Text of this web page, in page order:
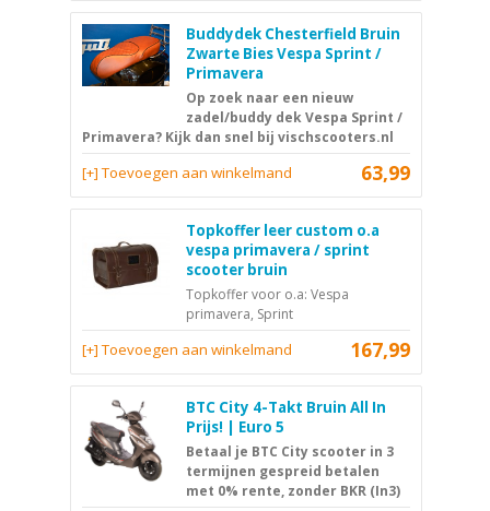
Buddydek Chesterfield Bruin
Zwarte Bies Vespa Sprint /
Primavera
Op zoek naar een nieuw
zadel/buddy dek Vespa Sprint /
Primavera? Kijk dan snel bij vischscooters.nl
63,99
[+] Toevoegen aan winkelmand
Topkoffer leer custom o.a
vespa primavera / sprint
scooter bruin
Topkoffer voor o.a: Vespa
primavera, Sprint
167,99
[+] Toevoegen aan winkelmand
BTC City 4-Takt Bruin All In
Prijs! | Euro 5
Betaal je BTC City scooter in 3
termijnen gespreid betalen
met 0% rente, zonder BKR (In3)